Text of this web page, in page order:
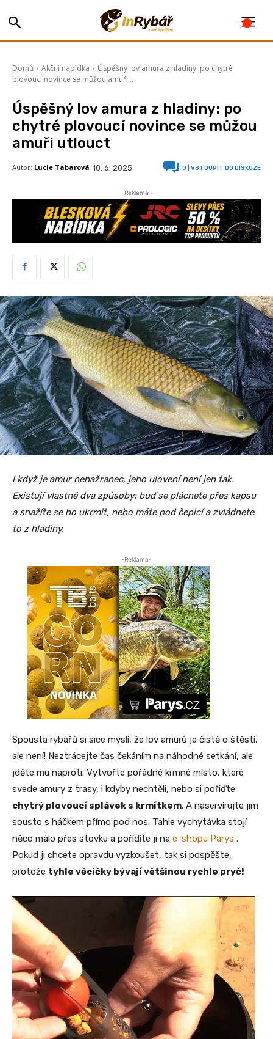
Domů Akční nabídka
Úspěšný lov amura z hladiny: po chytré
plovoucí novince se můžou amuři...
Úspěšný lov amura z hladiny: po
chytré plovoucí novince se můžou
amuři utlouct
Autor: Lucie Tabarová 10. 6. 2025 0 | VSTOUPIT DO DISKUZE
- Reklama -
I když je amur nenažranec, jeho ulovení není jen tak.
Existují vlastně dva způsoby: buď se plácnete přes kapsu
a snažíte se ho ukrmit, nebo máte pod čepicí a zvládnete
to z hladiny.
-Reklama-
Spousta rybářů si sice myslí, že lov amurů je čistě o štěstí,
ale není! Neztrácejte čas čekáním na náhodné setkání, ale
jděte mu naproti. Vytvořte pořádné krmné místo, které
svede amury z trasy, i kdyby nechtěli, nebo si pořiďte
chytrý plovoucí splávek s krmítkem. A naservírujte jim
sousto s háčkem přímo pod nos. Tahle vychytávka stojí
něco málo přes stovku a pořídíte ji na e-shopu Parys .
Pokud ji chcete opravdu vyzkoušet, tak si pospěšte,
protože tyhle věcičky bývají většinou rychle pryč!